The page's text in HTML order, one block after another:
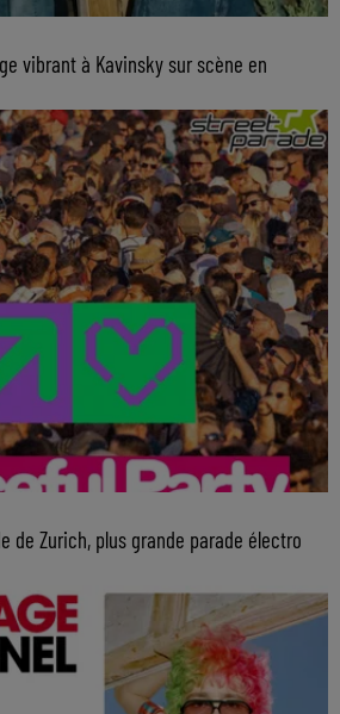
vibrant à Kavinsky sur scène en
de Zurich, plus grande parade électro